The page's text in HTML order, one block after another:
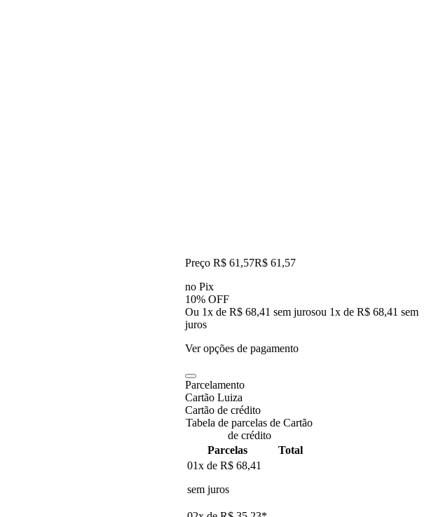
Preço R$ 61,57R$ 61 ,57
no Pix
10% OFF
Ou 1x de R$ 68,41 sem jurosou 1x de R$ 68,41 sem
juros
Ver opções de pagamento
Parcelamento
Cartão Luiza
Cartão de crédito
Tabela de parcelas de Cartão
de crédito
Parcelas
Total
01x de R$ 68,41
sem juros